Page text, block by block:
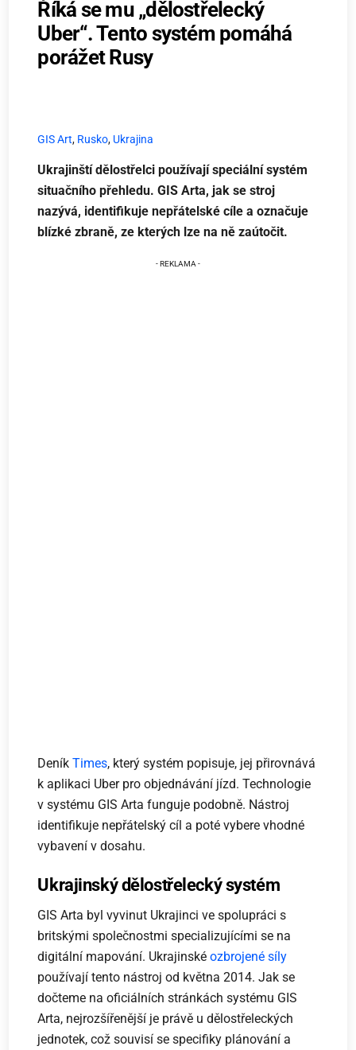
Říká se mu „dělostřelecký
Uber“. Tento systém pomáhá
porážet Rusy
GIS Art, Rusko, Ukrajina
Ukrajinští dělostřelci používají speciální systém
situačního přehledu. GIS Arta, jak se stroj
nazývá, identifikuje nepřátelské cíle a označuje
blízké zbraně, ze kterých lze na ně zaútočit.
DeníkTimes, který systém popisuje, jej přirovnává
k aplikaci Uber pro objednávání jízd. Technologie
v systému GIS Arta funguje podobně. Nástroj
identifikuje nepřátelský cíl a poté vybere vhodné
vybavení v dosahu.
Ukrajinský dělostřelecký systém
GIS Arta byl vyvinut Ukrajinci ve spolupráci s
britskými společnostmi specializujícími se na
digitální mapování. Ukrajinskéozbrojené síly
používají tento nástroj od května 2014. Jak se
dočteme na oficiálních stránkách systému GIS
Arta, nejrozšířenější je právě u dělostřeleckých
jednotek, což souvisí se specifiky plánování a